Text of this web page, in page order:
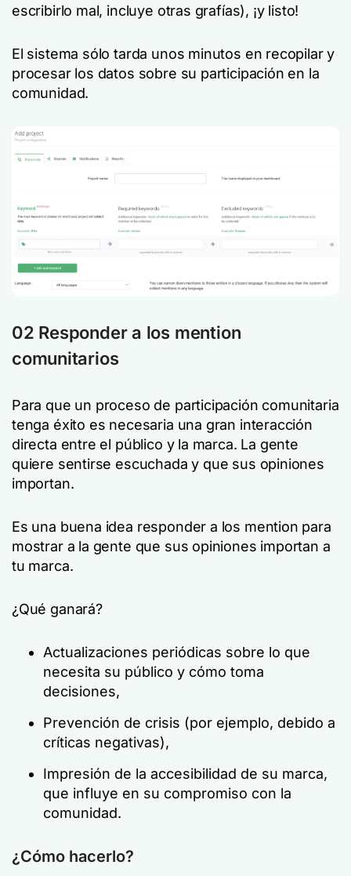
escribirlo mal, incluye otras grafías), ¡y listo!
El sistema sólo tarda unos minutos en recopilar y
procesar los datos sobre su participación en la
comunidad.
02 Responder a los mention
comunitarios
Para que un proceso de participación comunitaria
tenga éxito es necesaria una gran interacción
directa entre el público y la marca. La gente
quiere sentirse escuchada y que sus opiniones
importan.
Es una buena idea responder a los mention para
mostrar a la gente que sus opiniones importan a
tu marca.
¿Qué ganará?
Actualizaciones periódicas sobre lo que
necesita su público y cómo toma
decisiones,
Prevención de crisis (por ejemplo, debido a
críticas negativas),
Impresión de la accesibilidad de su marca,
que influye en su compromiso con la
comunidad.
¿Cómo hacerlo?